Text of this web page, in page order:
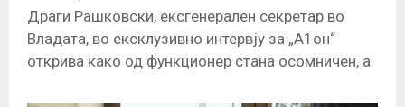
Драги Рашковски, ексгенерален секретар во
Владата, во ексклузивно интервју за „А1он“
открива како од функционер стана осомничен, а